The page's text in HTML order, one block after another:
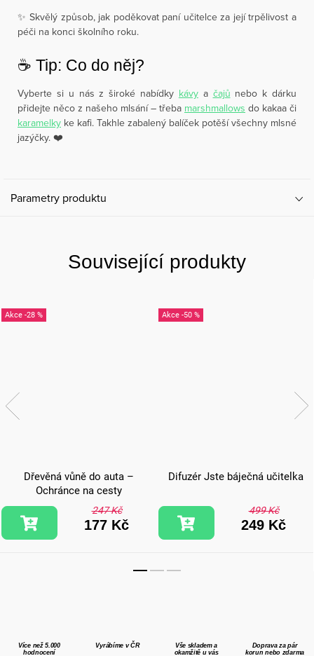
✨ Skvělý způsob, jak poděkovat paní učitelce za její trpělivost a
péči na konci školního roku.
☕️ Tip: Co do něj?
Vyberte si u nás z široké nabídky kávya čajů nebo k dárku
přidejte něco z našeho mlsání – třeba marshmallows do kakaa či
karamelky ke kafi. Takhle zabalený balíček potěší všechny mlsné
jazýčky. ❤️
Parametry produktu
Související produkty
-28 %
Dřevěná vůně do auta –
Ochránce na cesty
247 Kč
177 Kč
-50 %
Difuzér Jste báječná učitelka
499 Kč
249 Kč
Více než 5.000
hodnocení
Vyrábíme v ČR
Vše skladem a
okamžitě u vás
Doprava za pár
korun nebo zdarma